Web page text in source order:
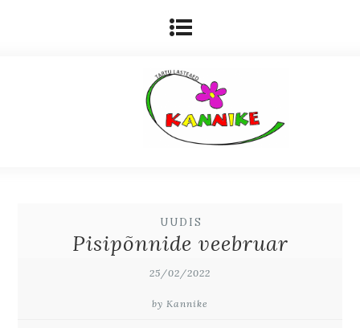
UUDIS
Pisipõnnide veebruar
25/02/2022
by Kannike